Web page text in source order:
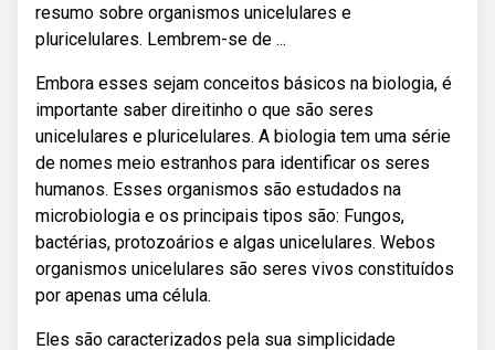
resumo sobre organismos unicelulares e
pluricelulares. Lembrem-se de ...
Embora esses sejam conceitos básicos na biologia, é
importante saber direitinho o que são seres
unicelulares e pluricelulares. A biologia tem uma série
de nomes meio estranhos para identificar os seres
humanos. Esses organismos são estudados na
microbiologia e os principais tipos são: Fungos,
bactérias, protozoários e algas unicelulares. Webos
organismos unicelulares são seres vivos constituídos
por apenas uma célula.
Eles são caracterizados pela sua simplicidade